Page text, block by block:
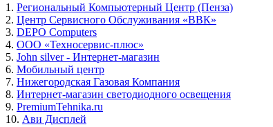
1. Региональный Компьютерный Центр (Пенза)
2. Центр Сервисного Обслуживания «ВВК»
3. DEPO Computers
4. ООО «Техносервис-плюс»
5. John silver - Интернет-магазин
6. Мобильный центр
7. Нижегородская Газовая Компания
8. Интернет-магазин светодиодного освещения
9. PremiumTehnika.ru
10. Ави Дисплей